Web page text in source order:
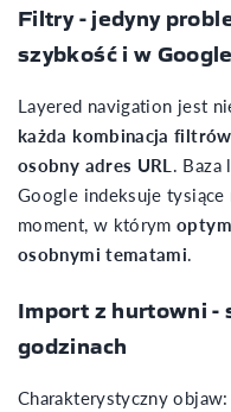
Filtry - jedyny
szybkość i w
Layered navigation jest
każda kombinacja
osobny adres URL. Baza
Google indeksuje tysiące
moment, w którym
osobnymi tematami.
Import z hurtowni -
godzinach
Charakterystyczny objaw: